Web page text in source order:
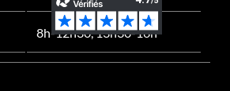
8h-12h30, 13h30-16h